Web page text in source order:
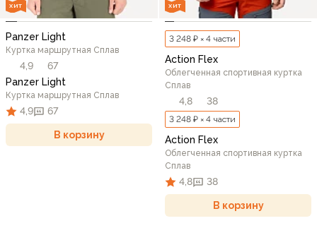
ХИТ
Panzer Light
Куртка маршрутная Сплав
4,9
67
Panzer Light
Куртка маршрутная Сплав
4,9 67
В корзину
ХИТ
3 248 ₽ × 4 части
Action Flex
Облегченная спортивная куртка
Сплав
4,8 38
3 248 ₽ × 4 части
Action Flex
Облегченная спортивная куртка
Сплав
4,8 38
В корзину